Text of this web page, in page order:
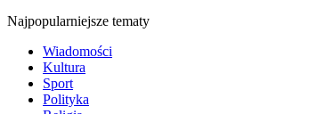
Najpopularniejsze tematy
Wiadomości
Kultura
Sport
Polityka